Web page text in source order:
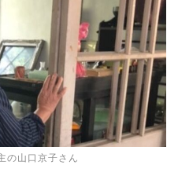
の山口京子さん